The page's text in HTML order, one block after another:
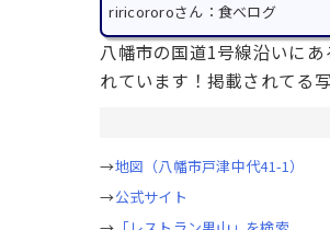
riricororoさん：食べログ
八幡市の国道1号線沿いにあ
れています！掲載されてる
→地図（八幡市戸津中代41-1）
→公式サイト